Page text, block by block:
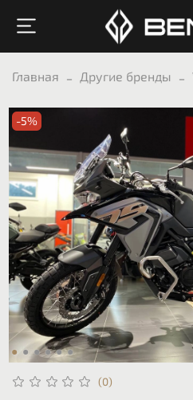
Главная Другие бренды
-5%
(0)